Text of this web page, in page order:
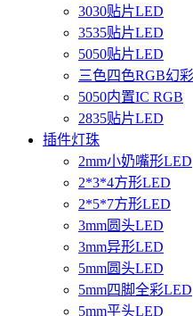
3030贴片LED
3535贴片LED
5050贴片LED
三色四色RGB幻
5050内置IC RGB
2835贴片LED
插件灯珠
2mm小奶嘴形LED
2*3*4方形LED
2*5*7方形LED
3mm圆头LED
3mm异形LED
5mm圆头LED
5mm四脚全彩LED
5mm平头LED